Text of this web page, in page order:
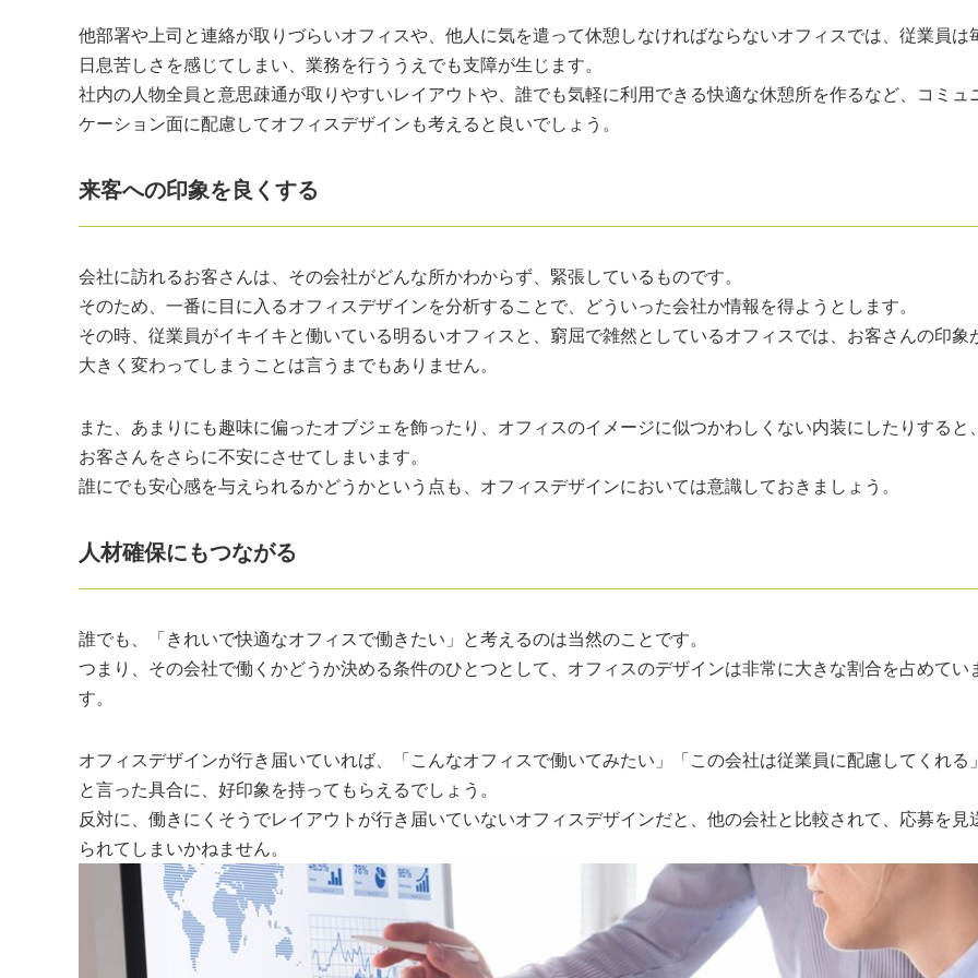
他部署や上司と連絡が取りづらいオフィスや、他人に気を遣って休憩しなければならないオフィスでは、従業員は
日息苦しさを感じてしまい、業務を行ううえでも支障が生じます。
社内の人物全員と意思疎通が取りやすいレイアウトや、誰でも気軽に利用できる快適な休憩所を作るなど、コミュ
ケーション面に配慮してオフィスデザインも考えると良いでしょう。
来客への印象を良くする
会社に訪れるお客さんは、その会社がどんな所かわからず、緊張しているものです。
そのため、一番に目に入るオフィスデザインを分析することで、どういった会社か情報を得ようとします。
その時、従業員がイキイキと働いている明るいオフィスと、窮屈で雑然としているオフィスでは、お客さんの印象
大きく変わってしまうことは言うまでもありません。
また、あまりにも趣味に偏ったオブジェを飾ったり、オフィスのイメージに似つかわしくない内装にしたりすると、
お客さんをさらに不安にさせてしまいます。
誰にでも安心感を与えられるかどうかという点も、オフィスデザインにおいては意識しておきましょう。
人材確保にもつながる
誰でも、「きれいで快適なオフィスで働きたい」と考えるのは当然のことです。
つまり、その会社で働くかどうか決める条件のひとつとして、オフィスのデザインは非常に大きな割合を占めてい
す。
オフィスデザインが行き届いていれば、「こんなオフィスで働いてみたい」「この会社は従業員に配慮してくれる」
と言った具合に、好印象を持ってもらえるでしょう。
反対に、働きにくそうでレイアウトが行き届いていないオフィスデザインだと、他の会社と比較されて、応募を見
られてしまいかねません。